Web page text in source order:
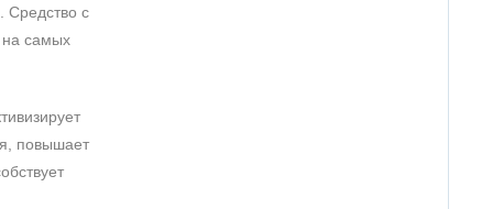
Средство с
на самых
повышает